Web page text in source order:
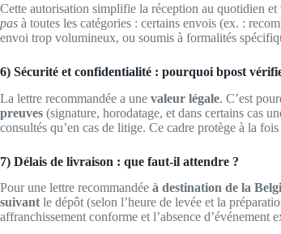
Cette autorisation simplifie la réception au quotidien
pas à toutes les catégories : certains envois (ex. :
envoi trop volumineux, ou soumis à formalités
6) Sécurité et confidentialité : pourquoi bpost
La lettre recommandée a une valeur légale. C’est
preuves (signature, horodatage, et dans certains cas
consultés qu’en cas de litige. Ce cadre protège à la
7) Délais de livraison : que faut-il attendre ?
Pour une lettre recommandée à destination de la
suivant le dépôt (selon l’heure de levée et la
affranchissement conforme et l’absence